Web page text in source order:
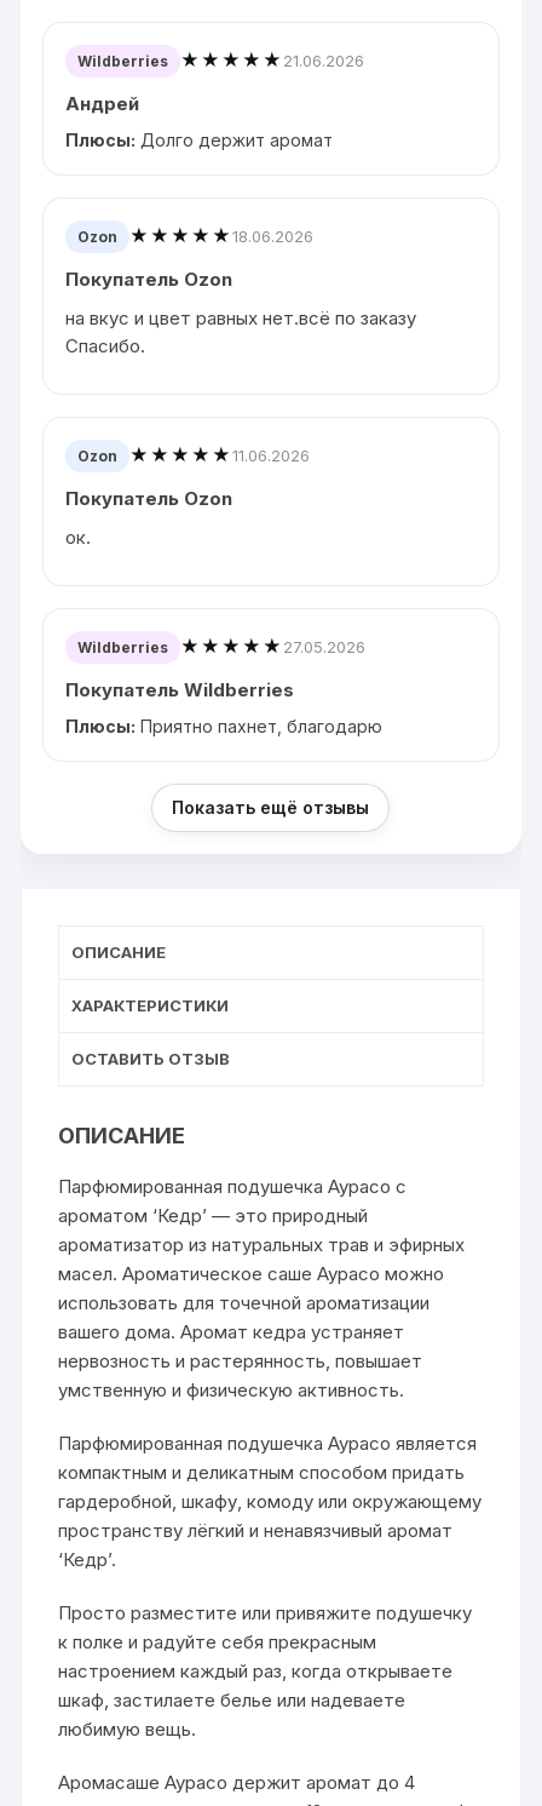
Wildberries ★★★★★ 21.06.2026
Андрей
Плюсы: Долго держит аромат
Ozon ★★★★★18.06.2026
Покупатель Ozon
на вкус и цвет равных нет.всё по заказу
Спасибо.
Ozon ★★★★★11.06.2026
Покупатель Ozon
ок.
Wildberries ★★★★★ 27.05.2026
Покупатель Wildberries
Плюсы: Приятно пахнет, благодарю
Показать ещё отзывы
ОПИСАНИЕ
ХАРАКТЕРИСТИКИ
ОСТАВИТЬ ОТЗЫВ
ОПИСАНИЕ
Парфюмированная подушечка Аурасо с
ароматом ‘Кедр’ — это природный
ароматизатор из натуральных трав и эфирных
масел. Ароматическое саше Аурасо можно
использовать для точечной ароматизации
вашего дома. Аромат кедра устраняет
нервозность и растерянность, повышает
умственную и физическую активность.
Парфюмированная подушечка Аурасо является
компактным и деликатным способом придать
гардеробной, шкафу, комоду или окружающему
пространству лёгкий и ненавязчивый аромат
‘Кедр’.
Просто разместите или привяжите подушечку
к полке и радуйте себя прекрасным
настроением каждый раз, когда открываете
шкаф, застилаете белье или надеваете
любимую вещь.
Аромасаше Аурасо держит аромат до 4